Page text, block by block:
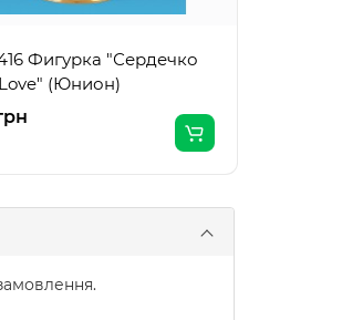
Фигурка "Сердечко
(Юнион)